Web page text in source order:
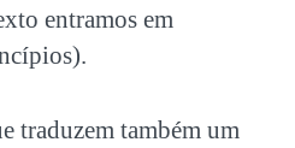
entramos em
traduzem também um